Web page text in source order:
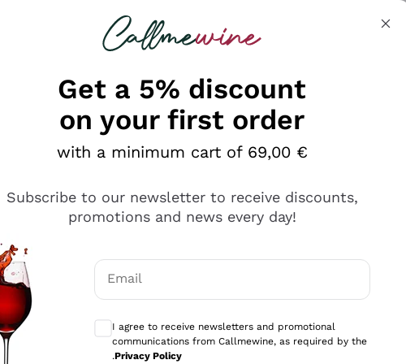
looking for
Get a 5% discount
on your first order
with a minimum cart of 69,00 €
Subscribe to our newsletter to receive discounts,
promotions and news every day!
Email
I agree to receive newsletters and promotional
communications from Callmewine, as required by the
.Privacy Policy